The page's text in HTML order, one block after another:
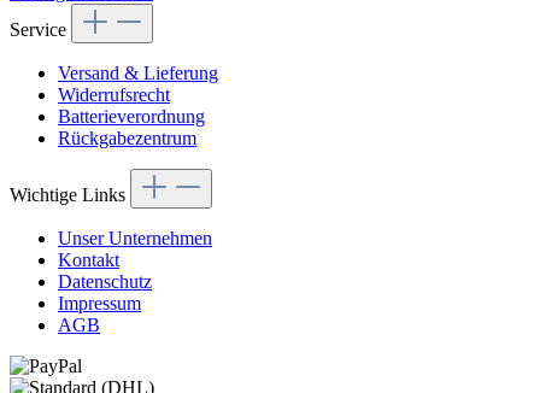
Service
Versand & Lieferung
Widerrufsrecht
Batterieverordnung
Rückgabezentrum
Wichtige Links
Unser Unternehmen
Kontakt
Datenschutz
Impressum
AGB